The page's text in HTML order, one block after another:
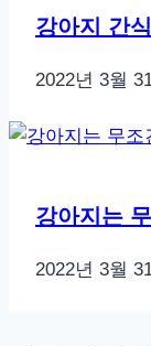
강아지 간
2022년 3월
강아지는
2022년 3월